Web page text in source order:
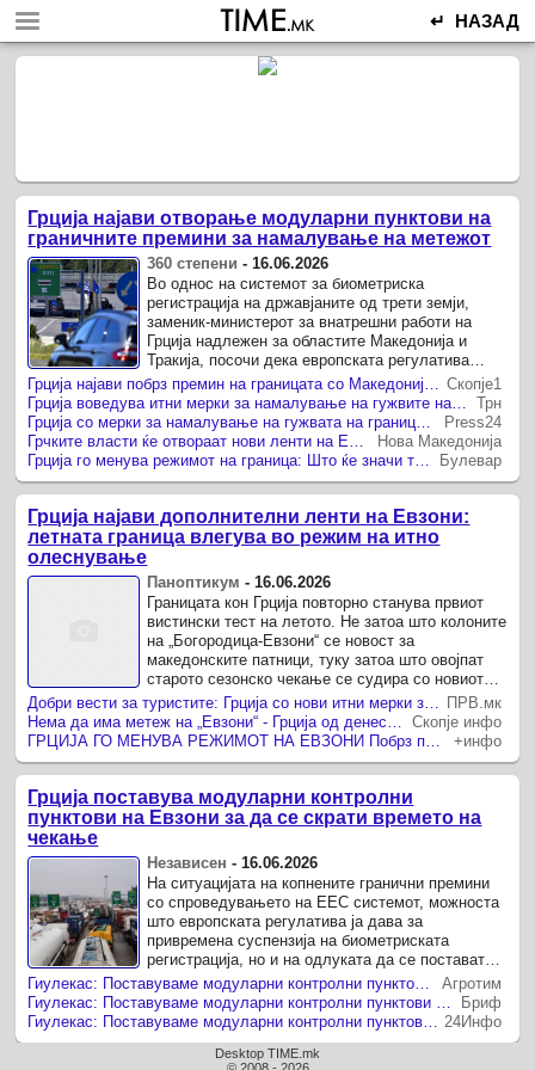
↵ НАЗАД
Грција најави отворање модуларни пунктови на
граничните премини за намалување на метежот
360 степени - 16.06.2026
Во однос на системот за биометриска
регистрација на државјаните од трети земји,
заменик-министерот за внатрешни работи на
Грција надлежен за областите Македонија и
Тракија, посочи дека европската регулатива
дава можност за делумно суспендирање на
имплементацијата во периоди на ...
Скопје1
Трн
Press24
Нова Македонија
Булевар
Грција најави дополнителни ленти на Евзони:
летната граница влегува во режим на итно
олеснување
Паноптикум - 16.06.2026
Границата кон Грција повторно станува првиот
вистински тест на летото. Не затоа што колоните
на „Богородица-Евзони“ се новост за
македонските патници, туку затоа што овојпат
старото сезонско чекање се судира со новиот
европски режим на биометриска контрола.ПРВ.мк
Скопје инфо
+инфо
Грција поставува модуларни контролни
пунктови на Евзони за да се скрати времето на
чекање
Независен -16.06.2026
На ситуацијата на копнените гранични премини
со спроведувањето на ЕЕС системот, можноста
што европската регулатива ја дава за
привремена суспензија на биометриската
регистрација, но и на одлуката да се постават
модуларни контролни пунктови на Евзони со кои
една сообраќајна лента ...
Гиулекас: Поставуваме модуларни контролни пунктови на Евзони за да се скрати времето на чекање
Агротим
Гиулекас: Поставуваме модуларни контролни пунктови на Евзони за да се скрати времето на чекање
Бриф
Гиулекас: Поставуваме модуларни контролни пунктови на Евзони за да се скрати времето на чекање 24Инфо
Desktop TIME.mk